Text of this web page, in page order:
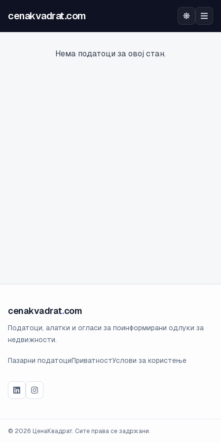
cenakvadrat.com
Нема податоци за овој стан.
cenakvadrat.com
Податоци, алатки и огласи за поинформирани одлуки за
недвижности.
Пазарни податоциПриватностУслови за користење
© 2026 ЦенаКвадрат. Сите права се задржани.